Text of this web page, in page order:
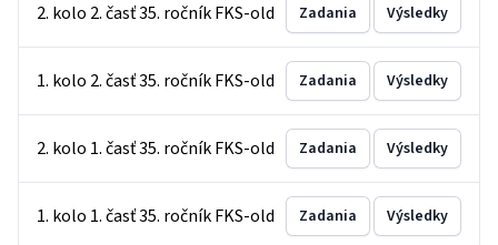
2. kolo 2. časť 35. ročník FKS-old Zadania Výsledky
1. kolo 2. časť 35. ročník FKS-old Zadania Výsledky
2. kolo 1. časť 35. ročník FKS-old Zadania Výsledky
1. kolo 1. časť 35. ročník FKS-old Zadania Výsledky